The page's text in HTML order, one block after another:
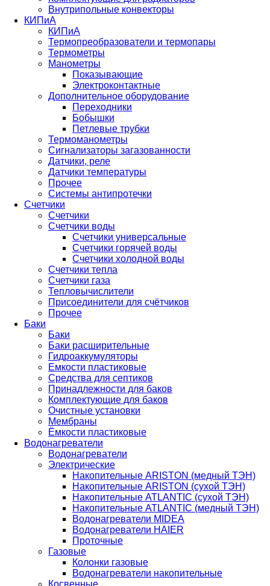
Внутрипольные конвекторы
КИПиА
КИПиА
Термопреобразователи и термопары
Термометры
Манометры
Показывающие
Электроконтактные
Дополнительное оборудование
Переходники
Бобышки
Петлевые трубки
Термоманометры
Сигнализаторы загазованности
Датчики, реле
Датчики температуры
Прочее
Системы антипротечки
Счетчики
Счетчики
Счетчики воды
Счетчики универсальные
Счетчики горячей воды
Счетчики холодной воды
Счетчики тепла
Счетчики газа
Тепловычислители
Присоединители для счётчиков
Прочее
Баки
Баки
Баки расширительные
Гидроаккумуляторы
Емкости пластиковые
Средства для септиков
Принадлежности для баков
Комплектующие для баков
Очистные установки
Мембраны
Ёмкости пластиковые
Водонагреватели
Водонагреватели
Электрические
Накопительные ARISTON (медный ТЭН)
Накопительные ARISTON (сухой ТЭН)
Накопительные ATLANTIC (сухой ТЭН)
Накопительные ATLANTIC (медный ТЭН)
Водонагреватели MIDEA
Водонагреватели HAIER
Проточные
Газовые
Колонки газовые
Водонагреватели накопительные